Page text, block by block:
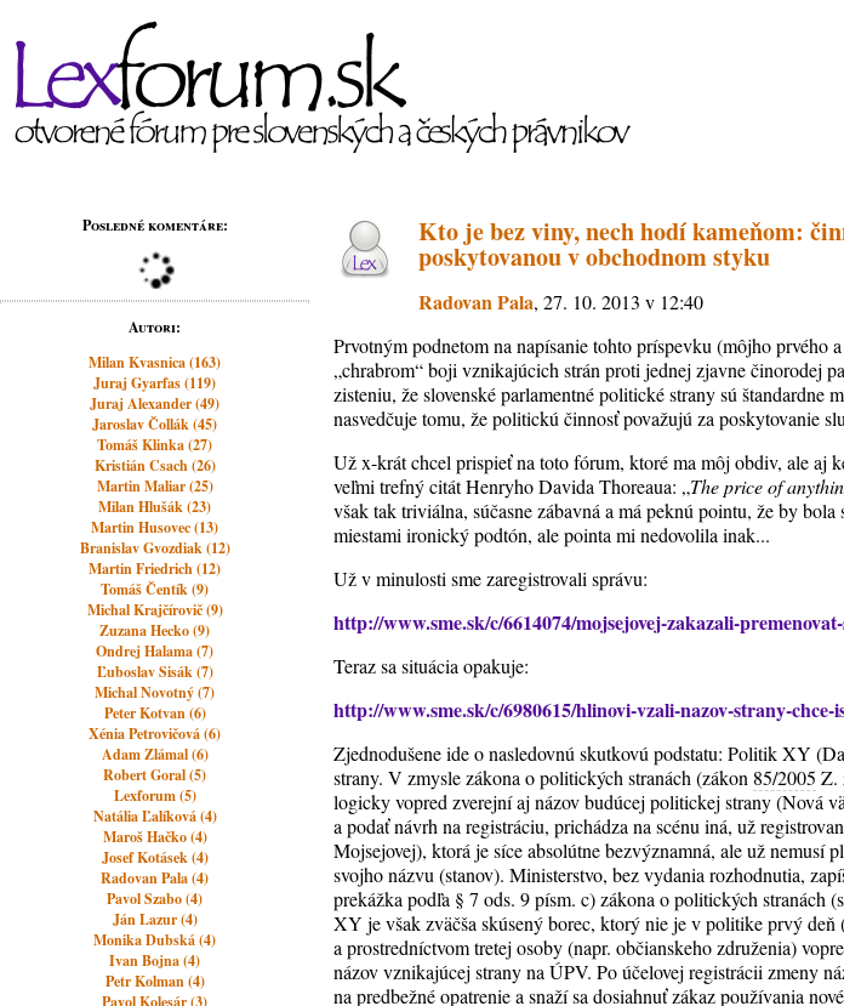
Posledné komentáre:
Autori:
Milan Kvasnica (163)
Juraj Gyarfas (119)
Juraj Alexander (49)
Jaroslav Čollák (45)
Tomáš Klinka (27)
Kristián Csach (26)
Martin Maliar (25)
Milan Hlušák (23)
Martin Husovec (13)
Branislav Gvozdiak (12)
Martin Friedrich (12)
Tomáš Čentík (9)
Michal Krajčírovič (9)
Zuzana Hecko (9)
Ondrej Halama (7)
Ľuboslav Sisák (7)
Michal Novotný (7)
Peter Kotvan (6)
Xénia Petrovičová (6)
Adam Zlámal (6)
Robert Goral (5)
Lexforum (5)
Natália Ľalíková (4)
Maroš Hačko (4)
Josef Kotásek (4)
Radovan Pala (4)
Pavol Szabo (4)
Ján Lazur (4)
Monika Dubská (4)
Ivan Bojna (4)
Petr Kolman (4)
Pavol Kolesár (3)
Kto je bez viny, nech hodí kameňom:
poskytovanou v obchodnom styku
Radovan Pala, 27. 10. 2013 v 12:40
Prvotným podnetom na napísanie tohto príspevku (môjho prvého
„chrabrom“ boji vznikajúcich strán proti jednej zjavne činorodej
zisteniu, že slovenské parlamentné politické strany sú
nasvedčuje tomu, že politickú činnosť považujú za poskytovanie
Už x-krát chcel prispieť na toto fórum, ktoré ma môj obdiv, ale aj
veľmi trefný citát Henryho Davida Thoreaua: „The price of
však tak triviálna, súčasne zábavná a má peknú pointu, že by
miestami ironický podtón, ale pointa mi nedovolila inak...
Už v minulosti sme zaregistrovali správu:
http://www.sme.sk/c/6614074/mojsejovej-zakazali-
Teraz sa situácia opakuje:
http://www.sme.sk/c/6980615/hlinovi-vzali-nazov-strany-chce-
Zjednodušene ide o nasledovnú skutkovú podstatu: Politik XY
strany. V zmysle zákona o politických stranách (zákon 85/2005 Z.
logicky vopred zverejní aj názov budúcej politickej strany (Nová
a podať návrh na registráciu, prichádza na scénu iná, už
Mojsejovej), ktorá je síce absolútne bezvýznamná, ale už nemusí
svojho názvu (stanov). Ministerstvo, bez vydania rozhodnutia,
prekážka podľa § 7 ods. 9 písm. c) zákona o politických
XY je však zväčša skúsený borec, ktorý nie je v politike prvý deň
a prostredníctvom tretej osoby (napr. občianskeho združenia)
názov vznikajúcej strany na ÚPV. Po účelovej registrácii zmeny
na predbežné opatrenie a snaží sa dosiahnuť zákaz používania